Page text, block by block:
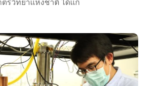
รวิทยาแห่งชาติ ได้แก่